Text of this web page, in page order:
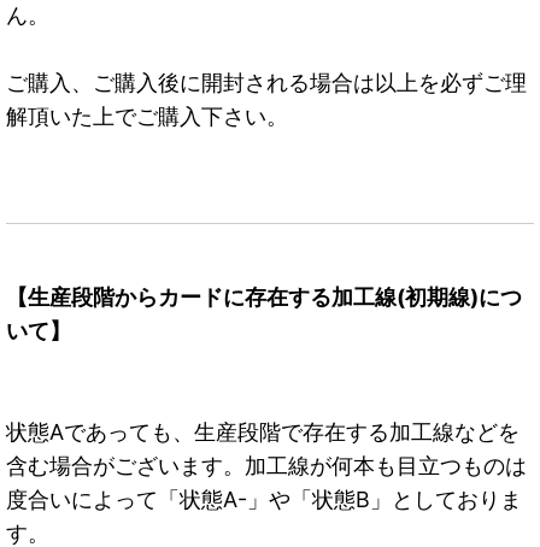
ん。
ご購入、ご購入後に開封される場合は以上を必ずご理
解頂いた上でご購入下さい。
【生産段階からカードに存在する加工線(初期線)につ
いて】
状態Aであっても、生産段階で存在する加工線などを
含む場合がございます。加工線が何本も目立つものは
度合いによって「状態A-」や「状態B」としておりま
す。